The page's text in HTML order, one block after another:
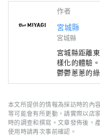
作者
宮城縣
宮城縣
宮城縣距離
樣化的體驗
鬱鬱蔥蔥的
王山火山口
便利，是一
光和豐富的
完全不同。
本文所提供的情報為採訪時的內
等可能會有所更動，請實際以店
時的調查和撰寫。文章發佈後，
使用時請再次事前確認。